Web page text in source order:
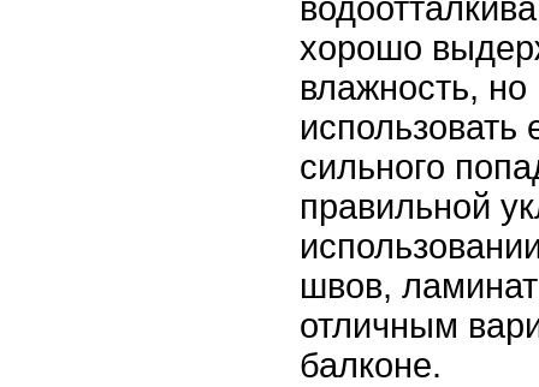
хорошо
влажность, но
использовать
сильного
правильной
швов,
отличным
балконе.